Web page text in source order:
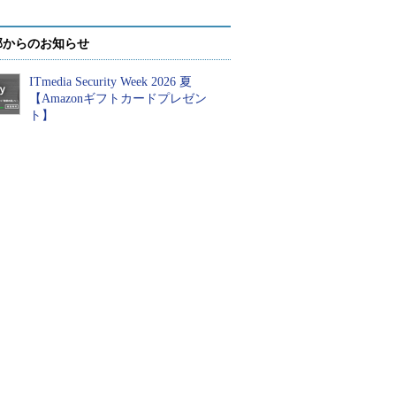
らのお知らせ
ITmedia Security Week 2026 夏
【Amazonギフトカードプレゼン
ト】